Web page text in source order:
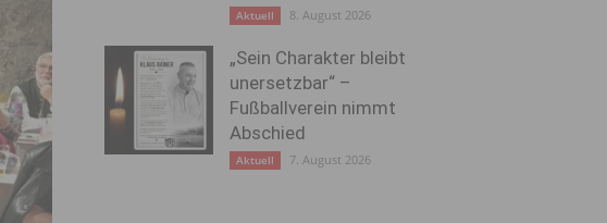
Aktuell 8. August 2026
„Sein Charakter bleibt
unersetzbar“ –
Fußballverein nimmt
Abschied
Aktuell 7. August 2026